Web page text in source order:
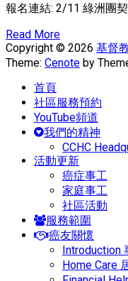
報名連結: 2/11 綠洲團
Read More
Copyright © 2026 基督
Theme: Cenote by
首頁
社區服務預約
YouTube頻道
我們的精神
CCHC
活動更新
癌症事工
家庭事工
社區活動
服務範圍
癌友關懷
Introduction
Home Care